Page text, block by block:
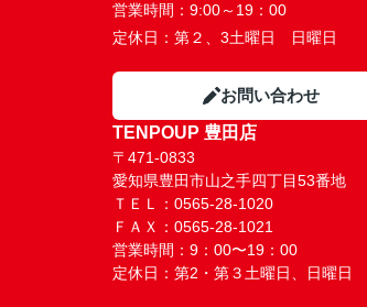
営業時間： 9:00～19：00
定休日： 第２、3土曜日 日曜日
お問い合わせ
TENPOUP 豊田店
〒471-0833
愛知県豊田市山之手四丁目53番地
ＴＥＬ：0565-28-1020
ＦＡＸ：0565-28-1021
営業時間：9：00〜19：00
定休日：第2・第３土曜日、日曜日